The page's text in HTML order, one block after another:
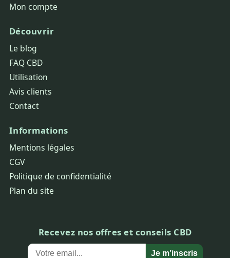
Mon compte
Découvrir
Le blog
FAQ CBD
Utilisation
Avis clients
Contact
Informations
Mentions légales
CGV
Politique de confidentialité
Plan du site
Recevez nos offres et conseils CBD
Je m’inscris